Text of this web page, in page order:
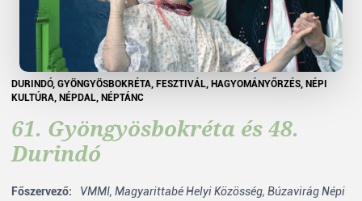
DURINDÓ, GYÖNGYÖSBOKRÉTA, FESZTIVÁL, HAGYOMÁNYŐRZÉS, NÉPI
KULTÚRA, NÉPDAL, NÉPTÁNC
61. Gyöngyösbokréta és 48.
Durindó
Főszervező: VMMI, Magyarittabé Helyi Közösség, Búzavirág Népi